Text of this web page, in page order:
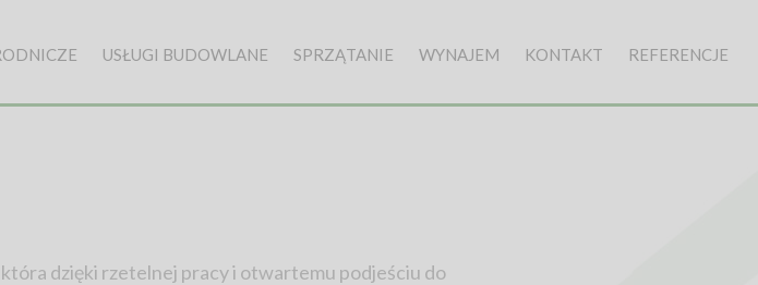
USŁUGI BUDOWLANE SPRZĄTANIE WYNAJEM KONTAKT REFERENCJE
dzięki rzetelnej pracy i otwartemu podjeściu do